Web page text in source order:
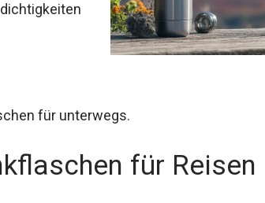
für unterwegs.
für Reisen